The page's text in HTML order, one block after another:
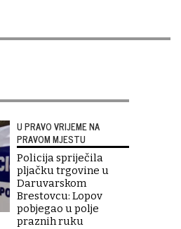
U PRAVO VRIJEME NA
PRAVOM MJESTU
Policija spriječila
pljačku trgovine u
Daruvarskom
Brestovcu: Lopov
pobjegao u polje
praznih ruku